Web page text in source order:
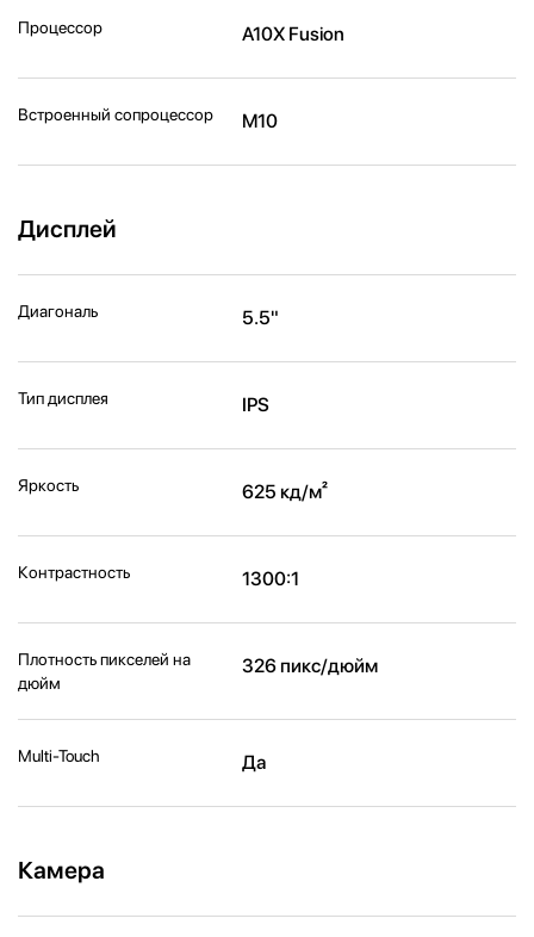
Процессор A10X Fusion
Встроенный сопроцессор M10
Дисплей
Диагональ 5.5"
Тип дисплея IPS
Яркость 625 кд/м²
Контрастность 1300:1
Плотность пикселей на
дюйм
326 пикс/дюйм
Multi-Touch Да
Камера